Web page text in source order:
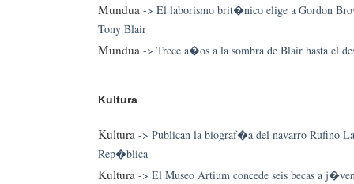
Mundua -> El laborismo brit�nico elige a Gordon
Tony Blair
Mundua-> Trece a�os a la sombra de Blair hasta el
Kultura
Kultura -> Publican la biograf�a del navarro Rufino
Rep�blica
Kultura-> El Museo Artium concede seis becas a